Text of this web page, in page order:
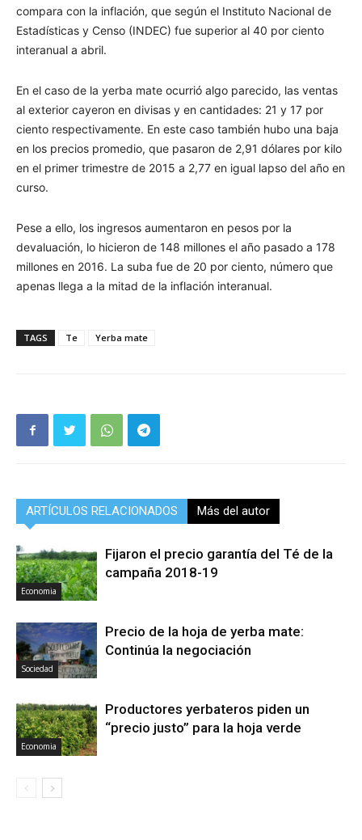
compara con la inflación, que según el Instituto Nacional de
Estadísticas y Censo (INDEC) fue superior al 40 por ciento
interanual a abril.
En el caso de la yerba mate ocurrió algo parecido, las ventas
al exterior cayeron en divisas y en cantidades: 21 y 17 por
ciento respectivamente. En este caso también hubo una baja
en los precios promedio, que pasaron de 2,91 dólares por kilo
en el primer trimestre de 2015 a 2,77 en igual lapso del año en
curso.
Pese a ello, los ingresos aumentaron en pesos por la
devaluación, lo hicieron de 148 millones el año pasado a 178
millones en 2016. La suba fue de 20 por ciento, número que
apenas llega a la mitad de la inflación interanual.
TAGS Te Yerba mate
ARTÍCULOS RELACIONADOS Más del autor
Economia
Fijaron el precio garantía del Té de la
campaña 2018-19
Sociedad
Precio de la hoja de yerba mate:
Continúa la negociación
Economia
Productores yerbateros piden un
“precio justo” para la hoja verde